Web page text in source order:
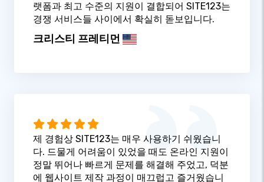
랫폼과 최고 수준의 지원이 결합되어 SITE123는
경쟁 서비스들 사이에서 확실히 돋보입니다.
크리스티 프레티먼
제 경험상 SITE123는 매우 사용하기 쉬웠습니
다. 드물게 어려움이 있었을 때도 온라인 지원이
정말 뛰어나 빠르게 문제를 해결해 주었고, 덕분
에 웹사이트 제작 과정이 매끄럽고 즐거웠습니